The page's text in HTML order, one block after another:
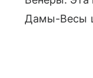
Дамы-Весы